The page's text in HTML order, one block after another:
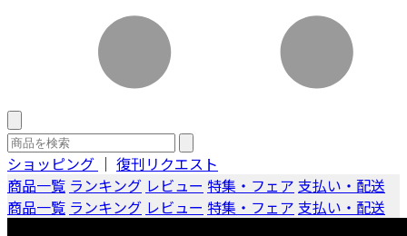
ショッピング ｜ 復刊リクエスト
商品一覧 ランキング レビュー 特集・フェア 支払い・配送
商品一覧 ランキング レビュー 特集・フェア 支払い・配送